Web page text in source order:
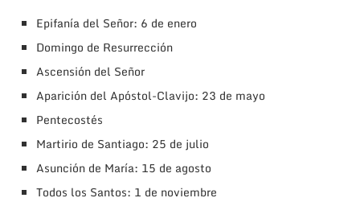
Epifanía del Señor: 6 de enero
Domingo de Resurrección
Ascensión del Señor
Aparición del Apóstol-Clavijo: 23 de mayo
Pentecostés
Martirio de Santiago: 25 de julio
Asunción de María: 15 de agosto
Todos los Santos: 1 de noviembre